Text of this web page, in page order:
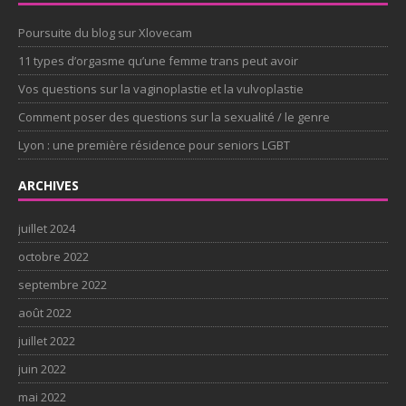
Poursuite du blog sur Xlovecam
11 types d’orgasme qu’une femme trans peut avoir
Vos questions sur la vaginoplastie et la vulvoplastie
Comment poser des questions sur la sexualité / le genre
Lyon : une première résidence pour seniors LGBT
ARCHIVES
juillet 2024
octobre 2022
septembre 2022
août 2022
juillet 2022
juin 2022
mai 2022